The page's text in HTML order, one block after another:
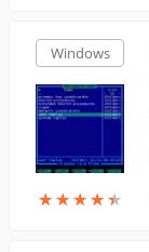
Windows
★★★★★
★★★★★